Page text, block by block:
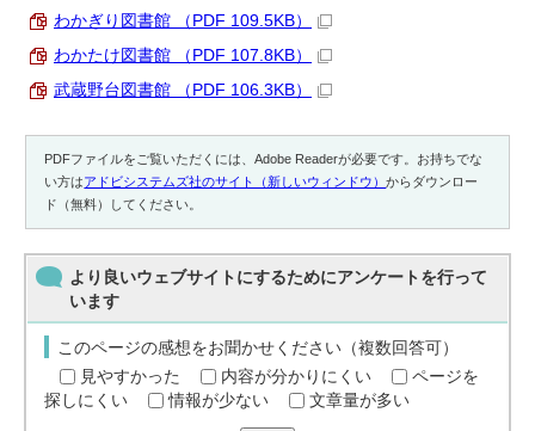
わかぎり図書館 （PDF 109.5KB）
わかたけ図書館 （PDF 107.8KB）
武蔵野台図書館 （PDF 106.3KB）
PDFファイルをご覧いただくには、Adobe Readerが必要です。お持ちでな
い方はアドビシステムズ社のサイト（新しいウィンドウ）からダウンロー
ド（無料）してください。
より良いウェブサイトにするためにアンケートを行って
います
このページの感想をお聞かせください（複数回答可）
見やすかった
内容が分かりにくい
ページを
探しにくい
情報が少ない 文章量が多い